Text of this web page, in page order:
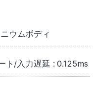
ウムボディ
ト/入力遅延 : 0.125ms